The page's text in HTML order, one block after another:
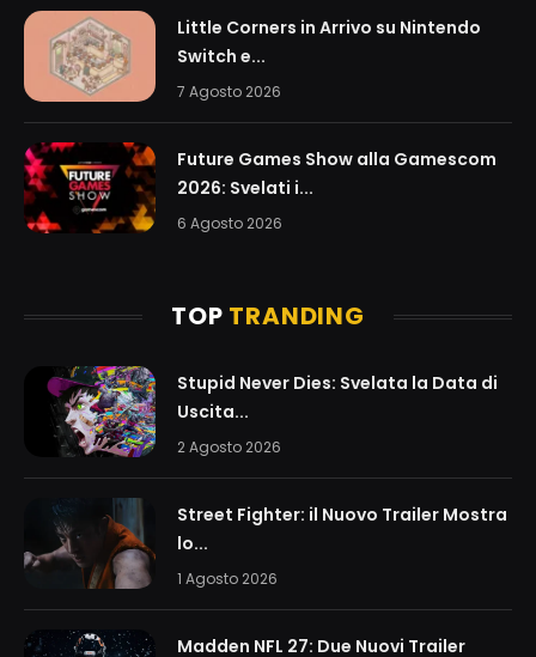
Little Corners in Arrivo su Nintendo
Switch e...
7 Agosto 2026
Future Games Show alla Gamescom
2026: Svelati i...
6 Agosto 2026
TOP TRANDING
Stupid Never Dies: Svelata la Data di
Uscita...
2 Agosto 2026
Street Fighter: il Nuovo Trailer Mostra
lo...
1 Agosto 2026
Madden NFL 27: Due Nuovi Trailer